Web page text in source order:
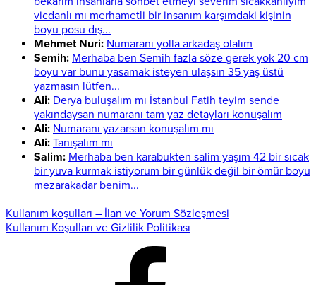
vicdanlı mı merhametli bir insanım karşımdaki kişinin
boyu posu dış...
Mehmet Nuri: Numaranı yolla arkadaş olalım
Semih: Merhaba ben Semih fazla söze gerek yok 20 cm
boyu var bunu yasamak isteyen ulaşsın 35 yaş üstü
yazmasın lütfen...
Ali: Derya buluşalım mı İstanbul Fatih teyim sende
yakındaysan numaranı tam yaz detayları konuşalım
Ali: Numaranı yazarsan konuşalım mı
Ali: Tanışalım mı
Salim: Merhaba ben karabukten salim yaşım 42 bir sıcak
bir yuva kurmak istiyorum bir günlük değil bir ömür boyu
mezarakadar benim...
Kullanım koşulları – İlan ve Yorum Sözleşmesi
Kullanım Koşulları ve Gizlilik Politikası